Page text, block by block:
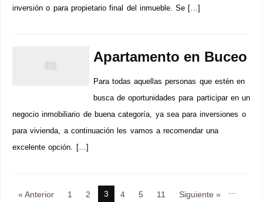
inversión o para propietario final del inmueble. Se […]
Apartamento en Buceo
Para todas aquellas personas que estén en
busca de oportunidades para participar en un
negocio inmobiliario de buena categoría, ya sea para inversiones o
para vivienda, a continuación les vamos a recomendar una
excelente opción. […]
« Anterior 1 2 3 4 5 …
11
Siguiente »